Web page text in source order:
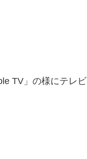
TV」の様にテレビ